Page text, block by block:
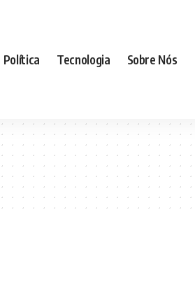
Política Tecnologia Sobre Nós